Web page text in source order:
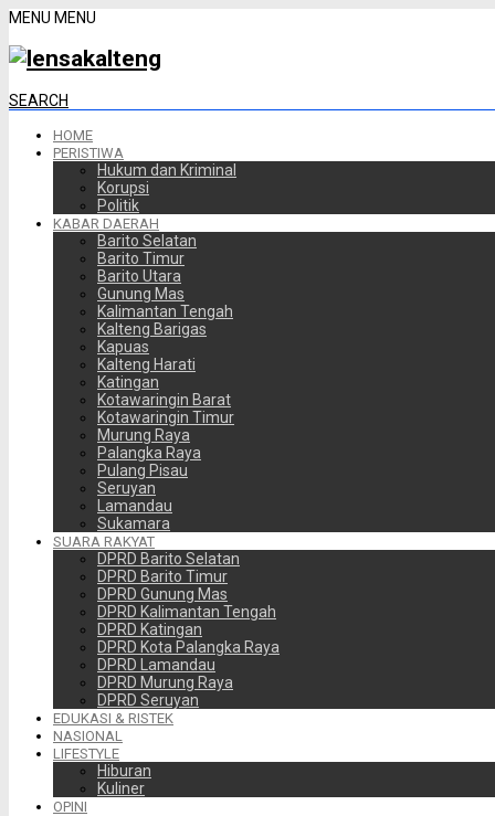
MENU MENU
SEARCH
HOME
PERISTIWA
Hukum dan Kriminal
Korupsi
Politik
KABAR DAERAH
Barito Selatan
Barito Timur
Barito Utara
Gunung Mas
Kalimantan Tengah
Kalteng Barigas
Kapuas
Kalteng Harati
Katingan
Kotawaringin Barat
Kotawaringin Timur
Murung Raya
Palangka Raya
Pulang Pisau
Seruyan
Lamandau
Sukamara
SUARA RAKYAT
DPRD Barito Selatan
DPRD Barito Timur
DPRD Gunung Mas
DPRD Kalimantan Tengah
DPRD Katingan
DPRD Kota Palangka Raya
DPRD Lamandau
DPRD Murung Raya
DPRD Seruyan
EDUKASI & RISTEK
NASIONAL
LIFESTYLE
Hiburan
Kuliner
OPINI